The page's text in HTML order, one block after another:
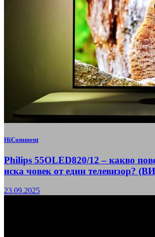
HiComment
Philips 55OLED820/12 – какво
иска човек от един телевизор?
23.09.2025